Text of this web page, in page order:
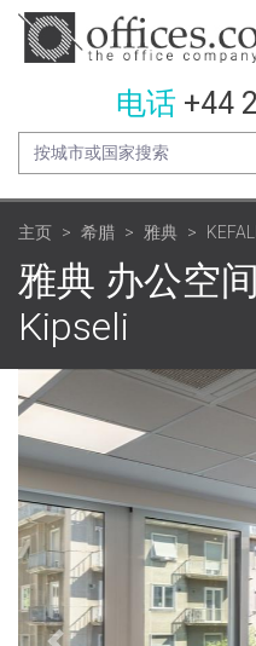
电话 +44
主页 希腊 雅典
雅典 办公空
Kipseli